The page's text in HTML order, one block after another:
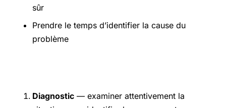
sûr
Prendre le temps d’identifier la cause du
problème
Diagnostic — examiner attentivement la